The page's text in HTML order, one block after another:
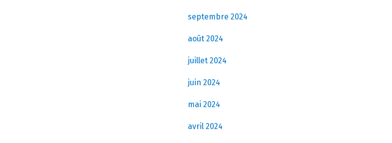
septembre 2024
août 2024
juillet 2024
juin 2024
mai 2024
avril 2024